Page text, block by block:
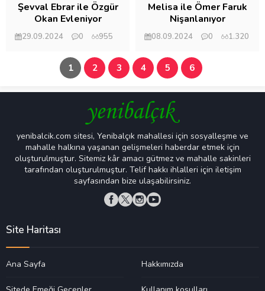
Şevval Ebrar ile Özgür
Okan Evleniyor
29.09.2024 0
955
Melisa ile Ömer Faruk
Nişanlanıyor
08.09.2024 0
1.320
1 2 3 4 5 6
yenibalcik.com sitesi, Yenibalçık mahallesi için sosyalleşme ve
mahalle halkına yaşanan gelişmeleri haberdar etmek için
oluşturulmuştur. Sitemiz kâr amacı gütmez ve mahalle sakinleri
tarafından oluşturulmuştur. Telif hakkı ihlalleri için iletişim
sayfasından bize ulaşabilirsiniz.
Site Haritası
Ana Sayfa Hakkımızda